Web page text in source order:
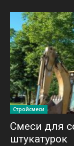
Стройсмеси
Смеси для
штукатурок